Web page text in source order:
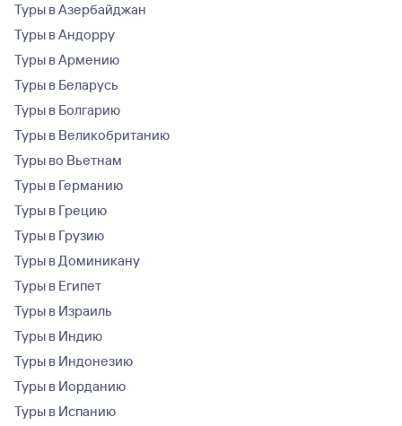
Туры в Азербайджан
Туры в Андорру
Туры в Армению
Туры в Беларусь
Туры в Болгарию
Туры в Великобританию
Туры во Вьетнам
Туры в Германию
Туры в Грецию
Туры в Грузию
Туры в Доминикану
Туры в Египет
Туры в Израиль
Туры в Индию
Туры в Индонезию
Туры в Иорданию
Туры в Испанию